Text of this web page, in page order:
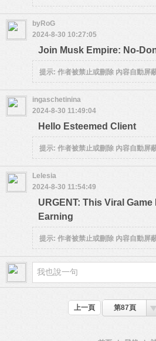
byRoG
2024-8-30 10:27:05
Join Musk Empire: No-
提示: 作者被禁止或刪除 內容自動屏
ingaschetinina
2024-8-30 11:49:04
Hello Esteemed Client
提示: 作者被禁止或刪除 內容自動屏
Lelesia
2024-8-30 11:54:49
URGENT: This Viral
Earning
提示: 作者被禁止或刪除 內容自動屏
上一頁 第87頁